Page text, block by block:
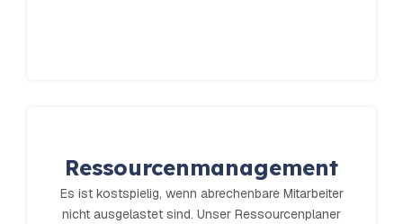
Ressourcenmanagement
Es ist kostspielig, wenn abrechenbare Mitarbeiter
nicht ausgelastet sind. Unser Ressourcenplaner